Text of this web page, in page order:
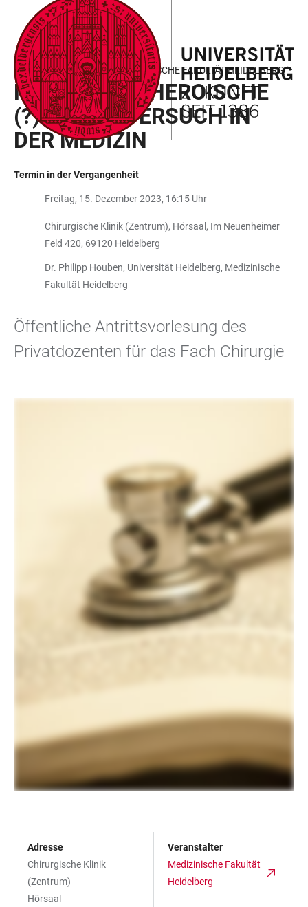
LINKS
ZUR
BARRIEREFREIHEIT
ZUM
HAUPTINHALT
HAUPTNAVIGATION
ÖFFNEN
WEBSEITENSUCHE
ÖFFNEN
ANTRITTSVORLESUNG MEDIZINISCHE FAKULTÄT HEIDELBERG
N=ICH – DER HEROISCHE
(?) SELBSTVERSUCH IN
DER MEDIZIN
Termin in der Vergangenheit
Freitag, 15. Dezember 2023, 16:15 Uhr
Chirurgische Klinik (Zentrum), Hörsaal, Im Neuenheimer
Feld 420, 69120 Heidelberg
Dr. Philipp Houben, Universität Heidelberg, Medizinische
Fakultät Heidelberg
Öffentliche Antrittsvorlesung des
Privatdozenten für das Fach Chirurgie
Adresse
Chirurgische Klinik
(Zentrum)
Hörsaal
Veranstalter
Medizinische Fakultät
Heidelberg